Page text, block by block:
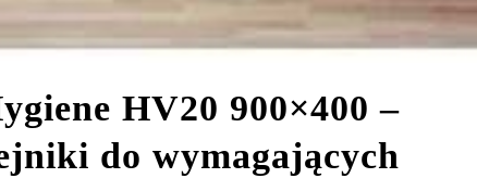
HV20 900×400 –
do wymagających